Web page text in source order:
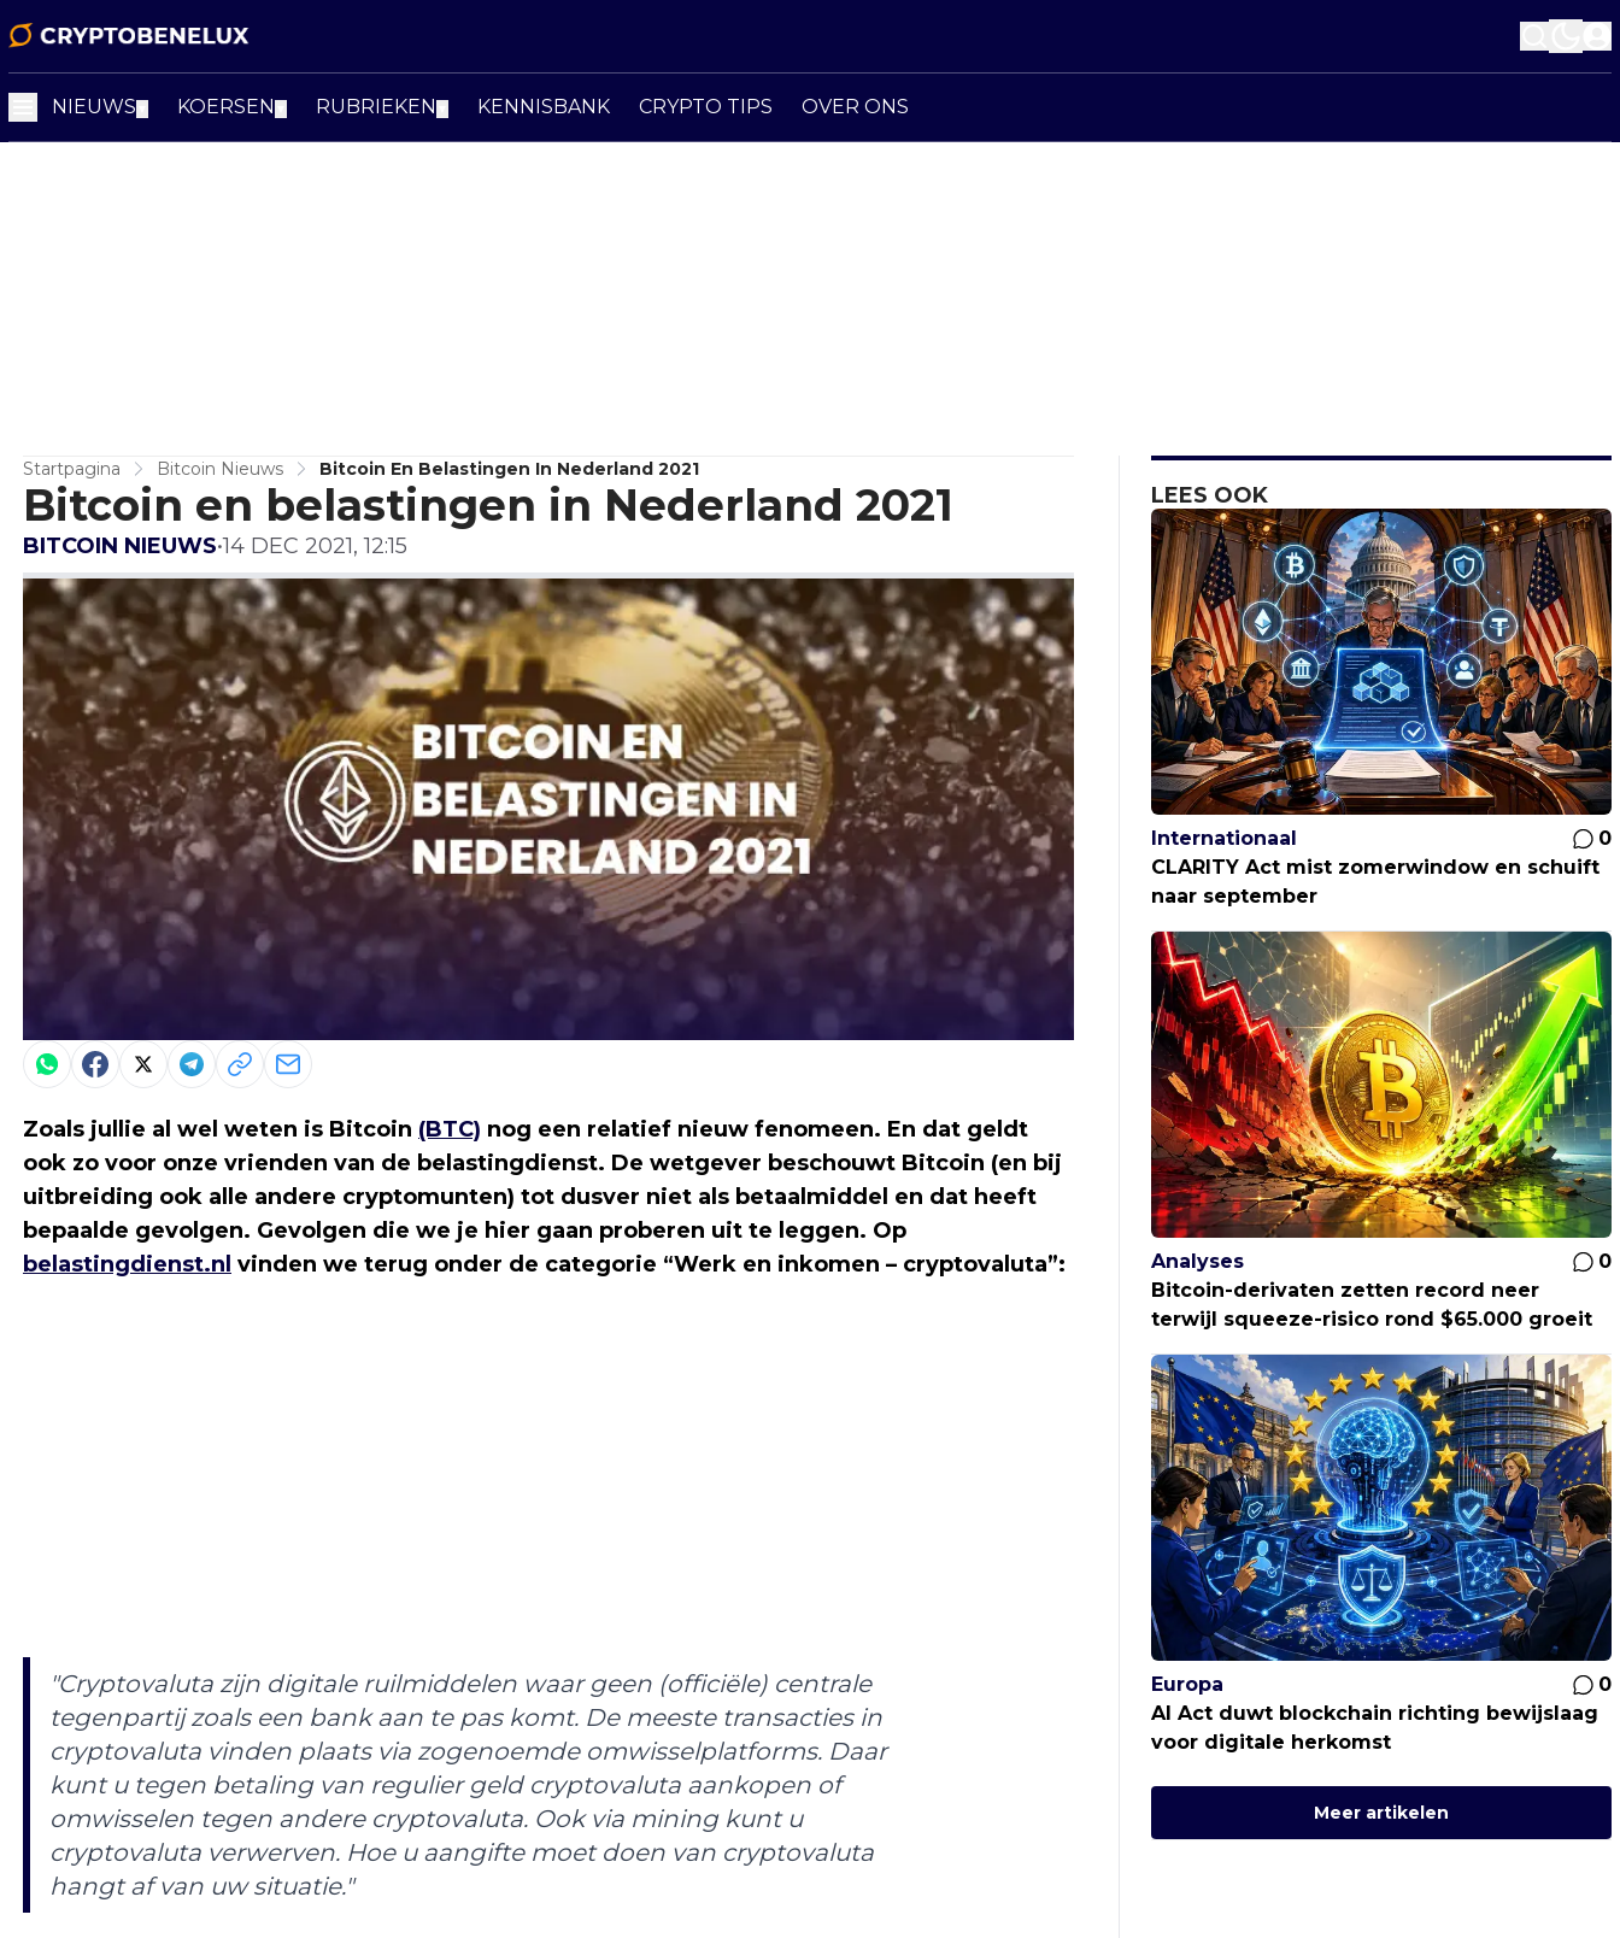
NIEUWS KOERSEN RUBRIEKEN KENNISBANK CRYPTO TIPS OVER ONS
Startpagina Bitcoin Nieuws Bitcoin En Belastingen In Nederland 2021
Bitcoin en belastingen in Nederland 2021
BITCOIN NIEUWS•14 DEC 2021, 12:15
Zoals jullie al wel weten is Bitcoin (BTC) nog een relatief nieuw fenomeen. En dat geldt
ook zo voor onze vrienden van de belastingdienst. De wetgever beschouwt Bitcoin (en bij
uitbreiding ook alle andere cryptomunten) tot dusver niet als betaalmiddel en dat heeft
bepaalde gevolgen. Gevolgen die we je hier gaan proberen uit te leggen. Op
belastingdienst.nl vinden we terug onder de categorie “Werk en inkomen – cryptovaluta”:
"Cryptovaluta zijn digitale ruilmiddelen waar geen (officiële) centrale
tegenpartij zoals een bank aan te pas komt. De meeste transacties in
cryptovaluta vinden plaats via zogenoemde omwisselplatforms. Daar
kunt u tegen betaling van regulier geld cryptovaluta aankopen of
omwisselen tegen andere cryptovaluta. Ook via mining kunt u
cryptovaluta verwerven. Hoe u aangifte moet doen van cryptovaluta
hangt af van uw situatie."
LEES OOK
Internationaal
0
CLARITY Act mist zomerwindow en schuift
naar september
Analyses
0
Bitcoin-derivaten zetten record neer
terwijl squeeze-risico rond $65.000 groeit
Europa
0
AI Act duwt blockchain richting bewijslaag
voor digitale herkomst
Meer artikelen